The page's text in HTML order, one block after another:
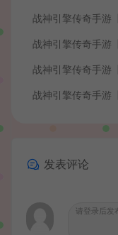
发表评论